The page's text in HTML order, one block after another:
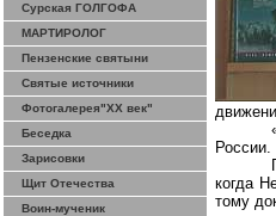
Сурская ГОЛГОФА
МАРТИРОЛОГ
Пензенские святыни
Святые источники
Фотогалерея"ХХ век"
Беседка
Зарисовки
Щит Отечества
Воин-мученик
когда
тому